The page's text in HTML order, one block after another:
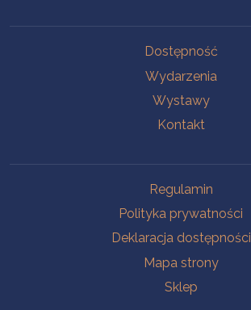
Dostępność
Wydarzenia
Wystawy
Kontakt
Regulamin
Polityka prywatności
Deklaracja dostępności
Mapa strony
Sklep